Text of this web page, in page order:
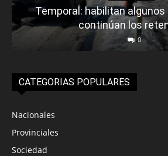
Temporal: habilitan
continúan los
0
CATEGORIAS POPULARES
Nacionales
Provinciales
Sociedad